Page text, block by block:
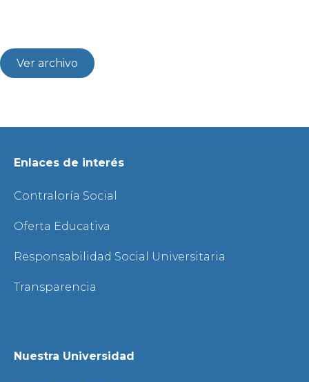
Ver archivo
Enlaces de interés
Contraloría Social
Oferta Educativa
Responsabilidad Social Universitaria
Transparencia
Nuestra Universidad